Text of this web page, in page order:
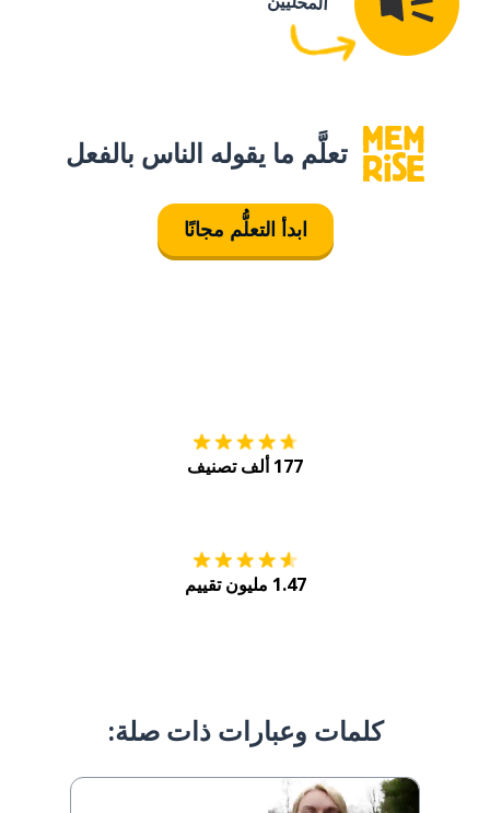
تعلَّم ما يقوله الناس بالفعل
ابدأ التعلُّم مجانًا
177 ألف تصنيف
1.47 مليون تقييم
كلمات وعبارات ذات صلة: